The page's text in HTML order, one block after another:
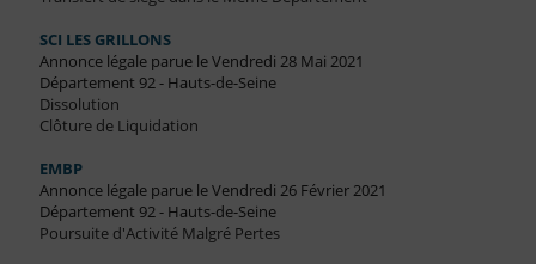
SCI LES GRILLONS
Annonce légale parue le Vendredi 28 Mai 2021
Département 92 - Hauts-de-Seine
Dissolution
Clôture de Liquidation
EMBP
Annonce légale parue le Vendredi 26 Février 2021
Département 92 - Hauts-de-Seine
Poursuite d'Activité Malgré Pertes